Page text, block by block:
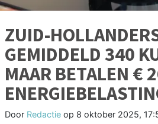
ZUID-
GEMIDDELD 340
MAAR BETALEN €
Door Redactie op 8 oktober 2025,